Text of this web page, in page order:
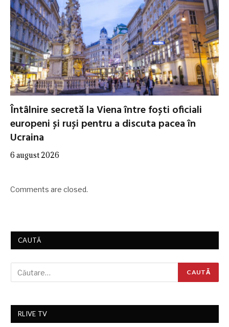
Întâlnire secretă la Viena între foști oficiali
europeni și ruși pentru a discuta pacea în
Ucraina
6 august 2026
Comments are closed.
CAUTĂ
RLIVE TV